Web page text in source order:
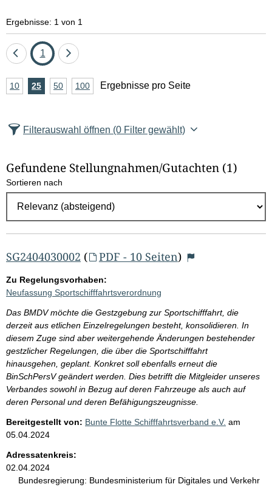
n
Ergebnisse: 1 von 1
Eine
zurück
Seite
1
Eine
vor
A
z
l
E
g
e
b
n
i
s
s
e
p
r
o
S
e
i
t
10Ergebnisse
25Ergebnisse
50Ergebnisse
100Ergebnisse
Ergebnisse pro Seite
Filterauswahl öffnen (0 Filter gewählt)
Gefundene Stellungnahmen/⁠Gutachten (1)
Sortieren nach
SG2404030002 ( PDF - 10 Seiten)
Zu Regelungsvorhaben:
Neufassung Sportschifffahrtsverordnung
Das BMDV möchte die Gestzgebung zur Sportschifffahrt, die
derzeit aus etlichen Einzelregelungen besteht, konsolidieren. In
diesem Zuge sind aber weitergehende Änderungen bestehender
gestzlicher Regelungen, die über die Sportschifffahrt
hinausgehen, geplant. Konkret soll ebenfalls erneut die
BinSchPersV geändert werden. Dies betrifft die Mitgleider unseres
Verbandes sowohl in Bezug auf deren Fahrzeuge als auch auf
deren Personal und deren Befähigungszeugnisse.
Bereitgestellt von: Bunte Flotte Schifffahrtsverband e.V. am
05.04.2024
Adressatenkreis:
02.04.2024
Bundesregierung: Bundesministerium für Digitales und Verkehr